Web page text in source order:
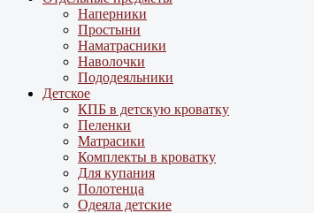
Наперники
Простыни
Наматрасники
Наволочки
Пододеяльники
Детское
КПБ в детскую кроватку
Пеленки
Матрасики
Комплекты в кроватку
Для купания
Полотенца
Одеяла детские